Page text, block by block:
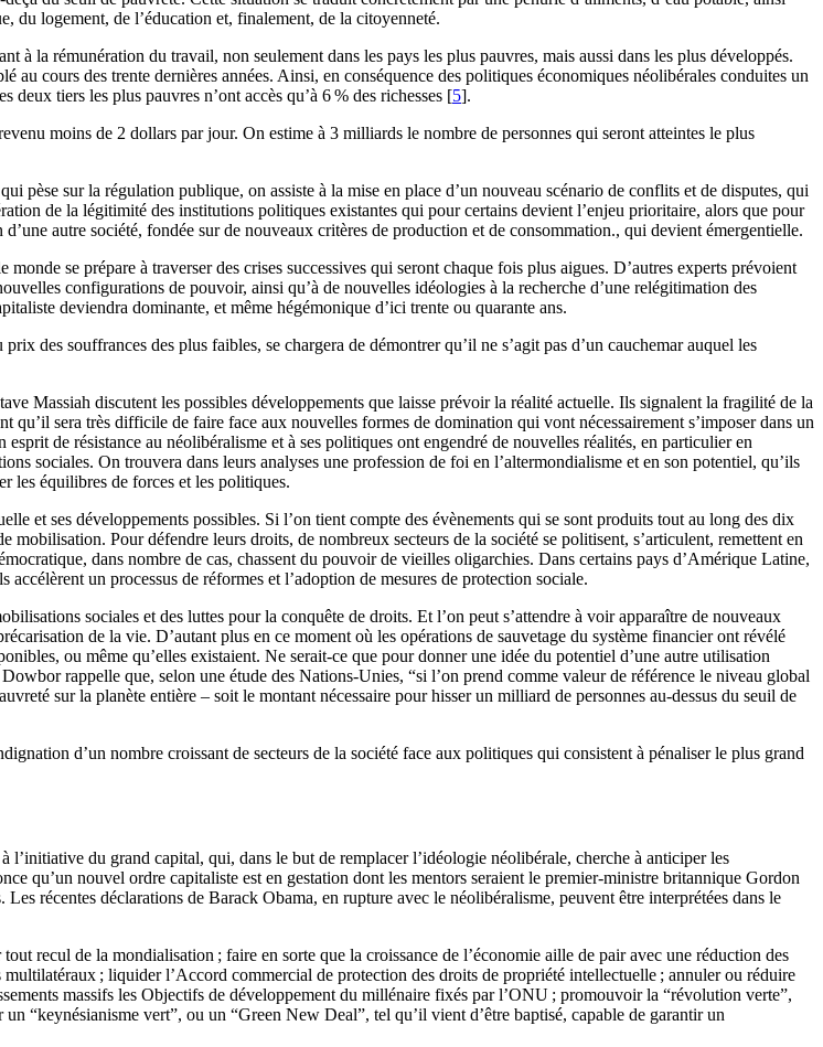
du logement, de l’éducation et, finalement, de la citoyenneté.
à la rémunération du travail, non seulement dans les pays les plus pauvres, mais aussi dans les plus développés.
au cours des trente dernières années. Ainsi, en conséquence des politiques économiques néolibérales conduites un
tiers les plus pauvres n’ont accès qu’à 6 % des richesses [5].
moins de 2 dollars par jour. On estime à 3 milliards le nombre de personnes qui seront atteintes le plus
pèse sur la régulation publique, on assiste à la mise en place d’un nouveau scénario de conflits et de disputes, qui
de la légitimité des institutions politiques existantes qui pour certains devient l’enjeu prioritaire, alors que pour
autre société, fondée sur de nouveaux critères de production et de consommation., qui devient émergentielle.
se prépare à traverser des crises successives qui seront chaque fois plus aigues. D’autres experts prévoient
configurations de pouvoir, ainsi qu’à de nouvelles idéologies à la recherche d’une relégitimation des
deviendra dominante, et même hégémonique d’ici trente ou quarante ans.
des souffrances des plus faibles, se chargera de démontrer qu’il ne s’agit pas d’un cauchemar auquel les
Massiah discutent les possibles développements que laisse prévoir la réalité actuelle. Ils signalent la fragilité de la
qu’il sera très difficile de faire face aux nouvelles formes de domination qui vont nécessairement s’imposer dans un
de résistance au néolibéralisme et à ses politiques ont engendré de nouvelles réalités, en particulier en
sociales. On trouvera dans leurs analyses une profession de foi en l’altermondialisme et en son potentiel, qu’ils
les équilibres de forces et les politiques.
et ses développements possibles. Si l’on tient compte des évènements qui se sont produits tout au long des dix
mobilisation. Pour défendre leurs droits, de nombreux secteurs de la société se politisent, s’articulent, remettent en
dans nombre de cas, chassent du pouvoir de vieilles oligarchies. Dans certains pays d’Amérique Latine,
un processus de réformes et l’adoption de mesures de protection sociale.
sociales et des luttes pour la conquête de droits. Et l’on peut s’attendre à voir apparaître de nouveaux
de la vie. D’autant plus en ce moment où les opérations de sauvetage du système financier ont révélé
ou même qu’elles existaient. Ne serait-ce que pour donner une idée du potentiel d’une autre utilisation
rappelle que, selon une étude des Nations-Unies, “si l’on prend comme valeur de référence le niveau global
sur la planète entière – soit le montant nécessaire pour hisser un milliard de personnes au-dessus du seuil de
d’un nombre croissant de secteurs de la société face aux politiques qui consistent à pénaliser le plus grand
l’initiative du grand capital, qui, dans le but de remplacer l’idéologie néolibérale, cherche à anticiper les
qu’un nouvel ordre capitaliste est en gestation dont les mentors seraient le premier-ministre britannique Gordon
récentes déclarations de Barack Obama, en rupture avec le néolibéralisme, peuvent être interprétées dans le
recul de la mondialisation ; faire en sorte que la croissance de l’économie aille de pair avec une réduction des
; liquider l’Accord commercial de protection des droits de propriété intellectuelle ; annuler ou réduire
massifs les Objectifs de développement du millénaire fixés par l’ONU ; promouvoir la “révolution verte”,
“keynésianisme vert”, ou un “Green New Deal”, tel qu’il vient d’être baptisé, capable de garantir un